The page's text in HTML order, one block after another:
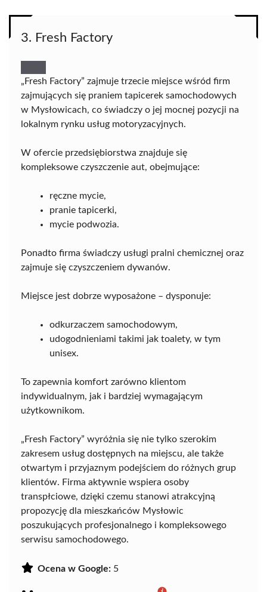
3. Fresh Factory
„Fresh Factory” zajmuje trzecie miejsce wśród firm
zajmujących się praniem tapicerek samochodowych
w Mysłowicach, co świadczy o jej mocnej pozycji na
lokalnym rynku usług motoryzacyjnych.
W ofercie przedsiębiorstwa znajduje się
kompleksowe czyszczenie aut, obejmujące:
ręczne mycie,
pranie tapicerki,
mycie podwozia.
Ponadto firma świadczy usługi pralni chemicznej oraz
zajmuje się czyszczeniem dywanów.
Miejsce jest dobrze wyposażone – dysponuje:
odkurzaczem samochodowym,
udogodnieniami takimi jak toalety, w tym
unisex.
To zapewnia komfort zarówno klientom
indywidualnym, jak i bardziej wymagającym
użytkownikom.
„Fresh Factory” wyróżnia się nie tylko szerokim
zakresem usług dostępnych na miejscu, ale także
otwartym i przyjaznym podejściem do różnych grup
klientów. Firma aktywnie wspiera osoby
transpłciowe, dzięki czemu stanowi atrakcyjną
propozycję dla mieszkańców Mysłowic
poszukujących profesjonalnego i kompleksowego
serwisu samochodowego.
Ocena w Google: 5